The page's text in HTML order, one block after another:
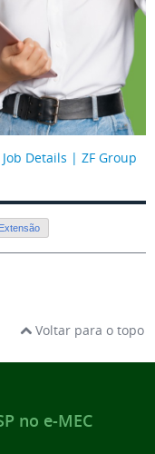
Details | ZF Group
Voltar para o topo
no e-MEC